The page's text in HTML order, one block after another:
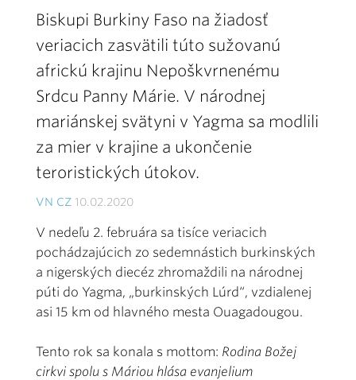
Biskupi Burkiny Faso na žiadosť
veriacich zasvätili túto sužovanú
africkú krajinu Nepoškvrnenému
Srdcu Panny Márie. V národnej
mariánskej svätyni v Yagma sa modlili
za mier v krajine a ukončenie
teroristických útokov.
VN CZ 10.02.2020
V nedeľu 2. februára sa tisíce veriacich
pochádzajúcich zo sedemnástich burkinských
a nigerských diecéz zhromaždili na národnej
púti do Yagma, „burkinských Lúrd“, vzdialenej
asi 15 km od hlavného mesta Ouagadougou.
Tento rok sa konala s mottom: Rodina Božej
cirkvi spolu s Máriou hlása evanjelium